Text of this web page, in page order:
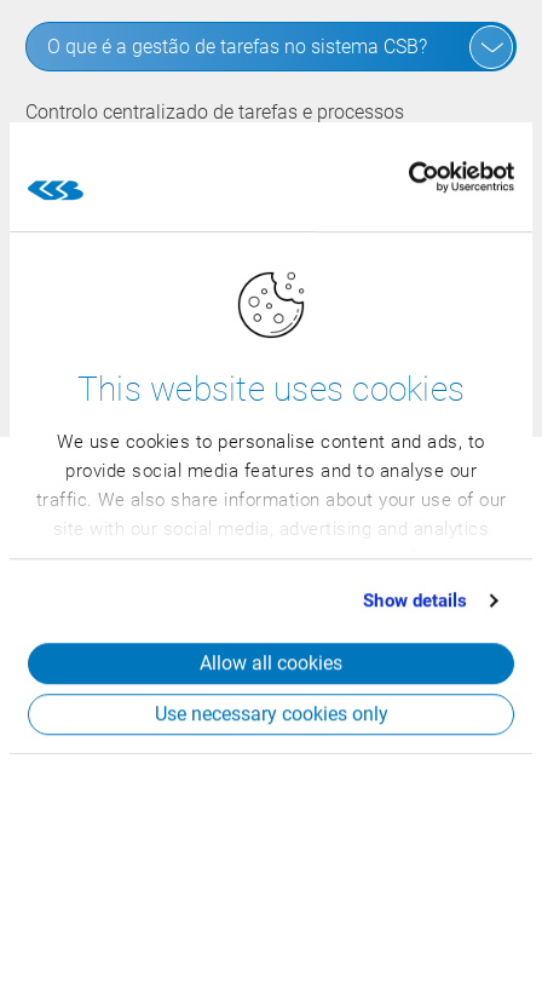
This website uses cookies
We use cookies to personalise content and ads, to
provide social media features and to analyse our
traffic. We also share information about your use of our
site with our social media, advertising and analytics
partners who may combine it with other information
that you’ve provided to them or that they’ve collected
Show details
Allow all cookies
Use necessary cookies only
O que é a gestão de tarefas no sistema CSB?
Controlo centralizado de tarefas e processos
Para que é que os «jobs» são normalmente
Qual é a utilidade «em segundo plano»?
Como é que os trabalhos são organizados?
Tem mais alguma dúvida?
organizar uma visita a um dos nossos clientes ou fazer-
lhe uma demonstração das nossas soluções. Envie-nos o
seu pedido.